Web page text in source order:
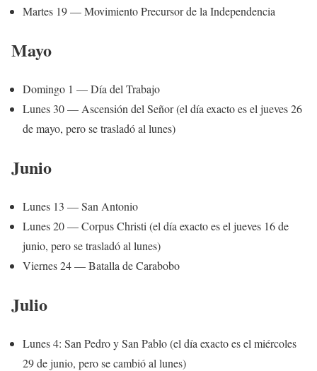
Martes 19 — Movimiento Precursor de la Independencia
Mayo
Domingo 1 — Día del Trabajo
Lunes 30 — Ascensión del Señor (el día exacto es el jueves 26
de mayo, pero se trasladó al lunes)
Junio
Lunes 13 — San Antonio
Lunes 20 — Corpus Christi (el día exacto es el jueves 16 de
junio, pero se trasladó al lunes)
Viernes 24 — Batalla de Carabobo
Julio
Lunes 4: San Pedro y San Pablo (el día exacto es el miércoles
29 de junio, pero se cambió al lunes)